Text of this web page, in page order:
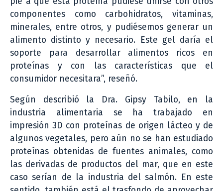
componentes como carbohidratos, vitaminas,
minerales, entre otros, y pudiésemos generar un
alimento distinto y necesario. Este gel daría el
soporte para desarrollar alimentos ricos en
proteínas y con las características que el
consumidor necesitara”, reseñó.
Según describió la Dra. Gipsy Tabilo, en la
industria alimentaria se ha trabajado en
impresión 3D con proteínas de origen lácteo y de
algunos vegetales, pero aún no se han estudiado
proteínas obtenidas de fuentes animales, como
las derivadas de productos del mar, que en este
caso serían de la industria del salmón. En este